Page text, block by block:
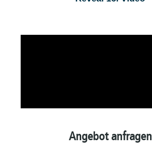
Angebot anfragen